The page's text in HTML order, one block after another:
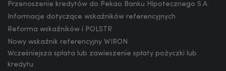
Przenoszenie kredytów do Pekao Banku Hipotecznego S.A.
Informacje dotyczące wskaźników referencyjnych
Reforma wskaźników i POLSTR
Nowy wskaźnik referencyjny WIRON
Wcześniejsza spłata lub zawieszenie spłaty pożyczki lub
kredytu